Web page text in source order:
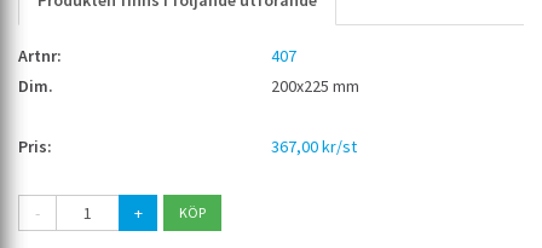
407
200x225 mm
367,00 kr/st
- +